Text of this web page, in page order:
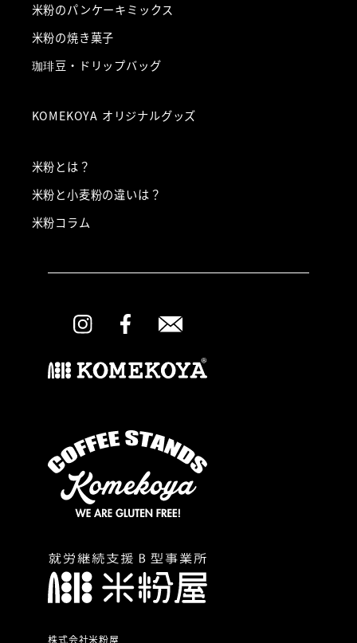
米粉のパンケーキミックス
米粉の焼き菓子
珈琲豆・ドリップバッグ
KOMEKOYA オリジナルグッズ
米粉とは？
米粉と小麦粉の違いは？
米粉コラム
株式会社米粉屋